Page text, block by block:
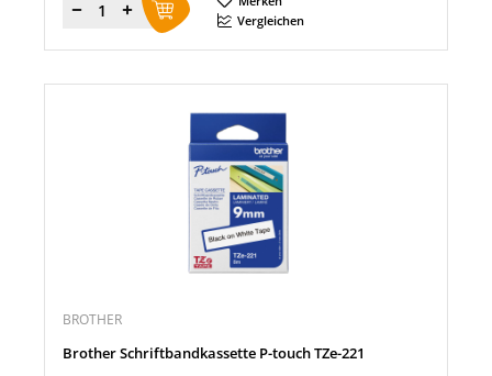
Menge
Vergleichen
BROTHER
Brother Schriftbandkassette P-touch TZe-221